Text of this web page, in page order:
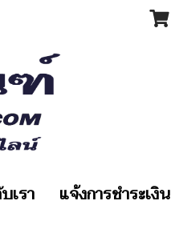
เรา แจ้งการชำระเงิน